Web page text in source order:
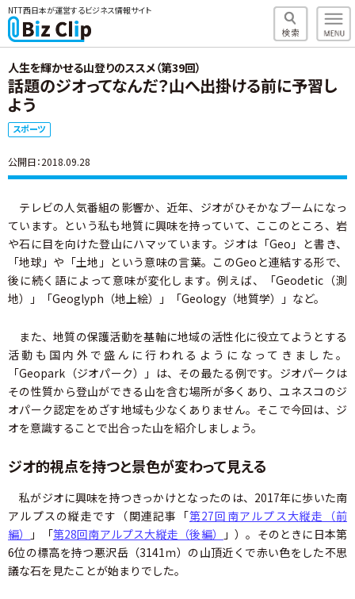
NTT西日本が運営するビジネス情報サイト
人生を輝かせる山登りのススメ（第39回）
話題のジオってなんだ？山へ出掛ける前に予習し
よう
スポーツ
公開日：2018.09.28
テレビの人気番組の影響か、近年、ジオがひそかなブームになっ
ています。という私も地質に興味を持っていて、ここのところ、岩
や石に目を向けた登山にハマッています。ジオは「Geo」と書き、
「地球」や「土地」という意味の言葉。このGeoと連結する形で、
後に続く語によって意味が変化します。例えば、「Geodetic（測
地）」「Geoglyph（地上絵）」「Geology（地質学）」など。
また、地質の保護活動を基軸に地域の活性化に役立てようとする
活動も国内外で盛んに行われるようになってきました。
「Geopark（ジオパーク）」は、その最たる例です。ジオパークは
その性質から登山ができる山を含む場所が多くあり、ユネスコのジ
オパーク認定をめざす地域も少なくありません。そこで今回は、ジ
オを意識することで出合った山を紹介しましょう。
ジオ的視点を持つと景色が変わって見える
私がジオに興味を持つきっかけとなったのは、2017年に歩いた南
アルプスの縦走です（関連記事「第27回南アルプス大縦走（前
編）
」「第28回南アルプス大縦走（後編）
」）。そのときに日本第
6位の標高を持つ悪沢岳（3141ｍ）の山頂近くで赤い色をした不思
議な石を見たことが始まりでした。